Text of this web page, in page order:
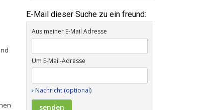
E-Mail dieser Suche zu ein freund:
Aus meiner E-Mail Adresse
Um E-Mail-Adresse
Nachricht (optional)